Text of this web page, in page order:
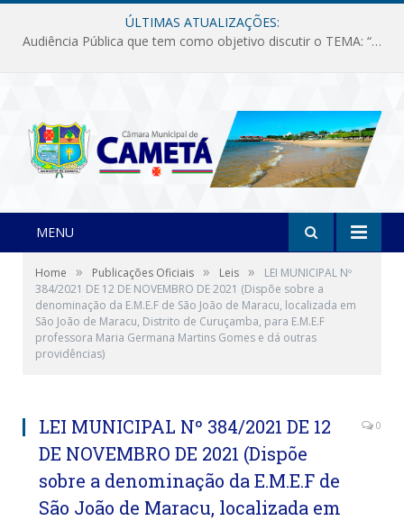
ÚLTIMAS ATUALIZAÇÕES:
Audiência Pública que tem como objetivo discutir o TEMA: “Fornecimento de Energia Elétrica em Debate: Tarifas, Qualidade e Atendimento dos Serviços”
MENU
Home » Publicações Oficiais » Leis »
LEI MUNICIPAL Nº
384/2021 DE 12 DE NOVEMBRO DE 2021 (Dispõe sobre a
denominação da E.M.E.F de São João de Maracu, localizada em
São João de Maracu, Distrito de Curuçamba, para E.M.E.F
professora Maria Germana Martins Gomes e dá outras
providências)
LEI MUNICIPAL Nº 384/2021 DE 12
DE NOVEMBRO DE 2021 (Dispõe
sobre a denominação da E.M.E.F de
São João de Maracu, localizada em
0